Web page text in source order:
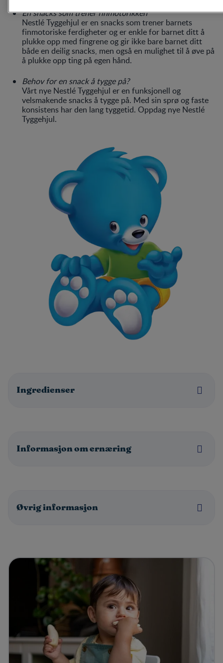
En snacks som trener finmotorikken
Nestlé Tyggehjul er en snacks som trener barnets
finmotoriske ferdigheter og er enkle for barnet ditt å
plukke opp med fingrene og gir ikke bare barnet ditt
både en deilig snacks, men også en mulighet til å øve på
å plukke opp ting på egen hånd.
Behov for en snack å tygge på?
Vårt nye Nestlé Tyggehjul er en funksjonell og
velsmakende snacks å tygge på. Med sin sprø og faste
konsistens har den lang tyggetid. Oppdag nye Nestlé
Tyggehjul.
Ingredienser
Informasjon om ernæring
Øvrig informasjon